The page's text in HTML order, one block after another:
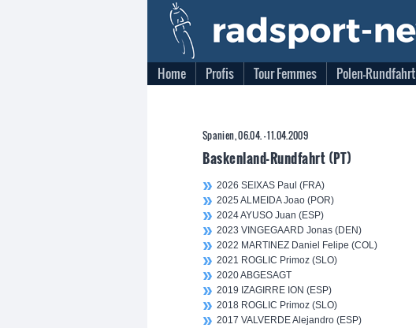
Home Profis Tour Femmes Polen-Rundfahrt
Spanien, 06.04. - 11.04.2009
Baskenland-Rundfahrt (PT)
2026 SEIXAS Paul (FRA)
2025 ALMEIDA Joao (POR)
2024 AYUSO Juan (ESP)
2023 VINGEGAARD Jonas (DEN)
2022 MARTINEZ Daniel Felipe (COL)
2021 ROGLIC Primoz (SLO)
2020 ABGESAGT
2019 IZAGIRRE ION (ESP)
2018 ROGLIC Primoz (SLO)
2017 VALVERDE Alejandro (ESP)